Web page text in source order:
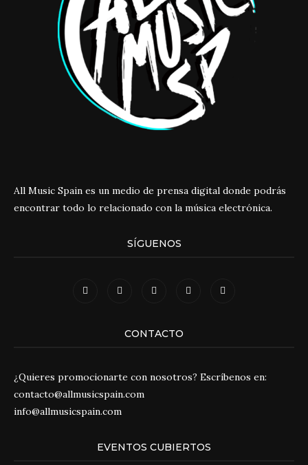
All Music Spain es un medio de prensa digital donde podrás
encontrar todo lo relacionado con la música electrónica.
SÍGUENOS
CONTACTO
¿Quieres promocionarte con nosotros? Escríbenos en:
contacto@allmusicspain.com
info@allmusicspain.com
EVENTOS CUBIERTOS